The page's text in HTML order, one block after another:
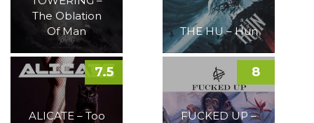
The Oblation
Of Man
THE HU – Hun
ALICATE – Too
7.5
FUCKED UP –
8